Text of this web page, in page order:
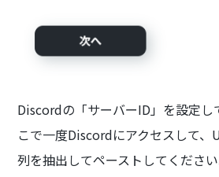
Discordの「サーバーID」を設定し
こで一度Discordにアクセスして、
列を抽出してペーストしてください